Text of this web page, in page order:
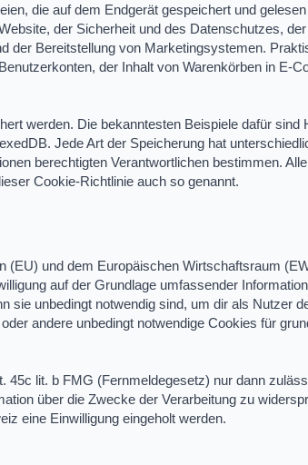
die auf dem Endgerät gespeichert und
der Sicherheit und des Datenschutzes,
Bereitstellung von Marketingsystemen.
der Inhalt von Warenkörben in E-
werden. Die bekanntesten Beispiele dafür
Jede Art der Speicherung hat
berechtigten Verantwortlichen bestimmen.
Cookie-Richtlinie auch so genannt.
und dem Europäischen Wirtschaftsraum
auf der Grundlage umfassender
sie unbedingt notwendig sind, um dir als Nutzer
andere unbedingt notwendige Cookies für
lit. b FMG (Fernmeldegesetz) nur dann
über die Zwecke der Verarbeitung zu
eine Einwilligung eingeholt werden.